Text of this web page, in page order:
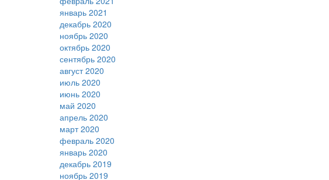
январь 2021
декабрь 2020
ноябрь 2020
октябрь 2020
сентябрь 2020
август 2020
июль 2020
июнь 2020
май 2020
апрель 2020
март 2020
февраль 2020
январь 2020
декабрь 2019
ноябрь 2019